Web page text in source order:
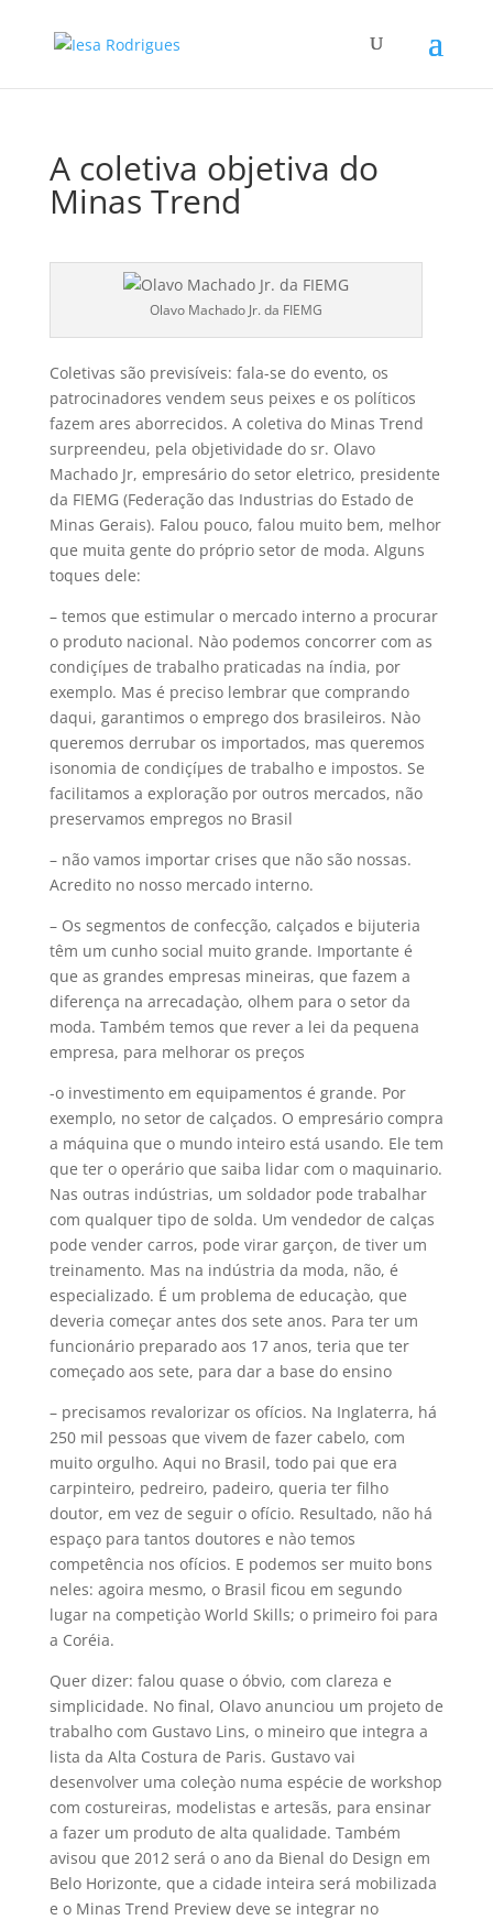
A coletiva objetiva do
Minas Trend
Olavo Machado Jr. da FIEMG
Coletivas são previsí­veis: fala-se do evento, os
patrocinadores vendem seus peixes e os polí­ticos
fazem ares aborrecidos. A coletiva do Minas Trend
surpreendeu, pela objetividade do sr. Olavo
Machado Jr, empresário do setor eletrico, presidente
da FIEMG (Federação das Industrias do Estado de
Minas Gerais). Falou pouco, falou muito bem, melhor
que muita gente do próprio setor de moda. Alguns
toques dele:
– temos que estimular o mercado interno a procurar
o produto nacional. Nào podemos concorrer com as
condiçíµes de trabalho praticadas na índia, por
exemplo. Mas é preciso lembrar que comprando
daqui, garantimos o emprego dos brasileiros. Nào
queremos derrubar os importados, mas queremos
isonomia de condiçíµes de trabalho e impostos. Se
facilitamos a exploração por outros mercados, não
preservamos empregos no Brasil
– não vamos importar crises que não são nossas.
Acredito no nosso mercado interno.
– Os segmentos de confecção, calçados e bijuteria
têm um cunho social muito grande. Importante é
que as grandes empresas mineiras, que fazem a
diferença na arrecadaçào, olhem para o setor da
moda. Também temos que rever a lei da pequena
empresa, para melhorar os preços
-o investimento em equipamentos é grande. Por
exemplo, no setor de calçados. O empresário compra
a máquina que o mundo inteiro está usando. Ele tem
que ter o operário que saiba lidar com o maquinario.
Nas outras indústrias, um soldador pode trabalhar
com qualquer tipo de solda. Um vendedor de calças
pode vender carros, pode virar garçon, de tiver um
treinamento. Mas na indústria da moda, não, é
especializado. É um problema de educaçào, que
deveria começar antes dos sete anos. Para ter um
funcionário preparado aos 17 anos, teria que ter
começado aos sete, para dar a base do ensino
– precisamos revalorizar os ofí­cios. Na Inglaterra, há
250 mil pessoas que vivem de fazer cabelo, com
muito orgulho. Aqui no Brasil, todo pai que era
carpinteiro, pedreiro, padeiro, queria ter filho
doutor, em vez de seguir o ofí­cio. Resultado, não há
espaço para tantos doutores e nào temos
competência nos ofí­cios. E podemos ser muito bons
neles: agoira mesmo, o Brasil ficou em segundo
lugar na competiçào World Skills; o primeiro foi para
a Coréia.
Quer dizer: falou quase o óbvio, com clareza e
simplicidade. No final, Olavo anunciou um projeto de
trabalho com Gustavo Lins, o mineiro que integra a
lista da Alta Costura de Paris. Gustavo vai
desenvolver uma coleçào numa espécie de workshop
com costureiras, modelistas e artesãs, para ensinar
a fazer um produto de alta qualidade. Também
avisou que 2012 será o ano da Bienal do Design em
Belo Horizonte, que a cidade inteira será mobilizada
e o Minas Trend Preview deve se integrar no